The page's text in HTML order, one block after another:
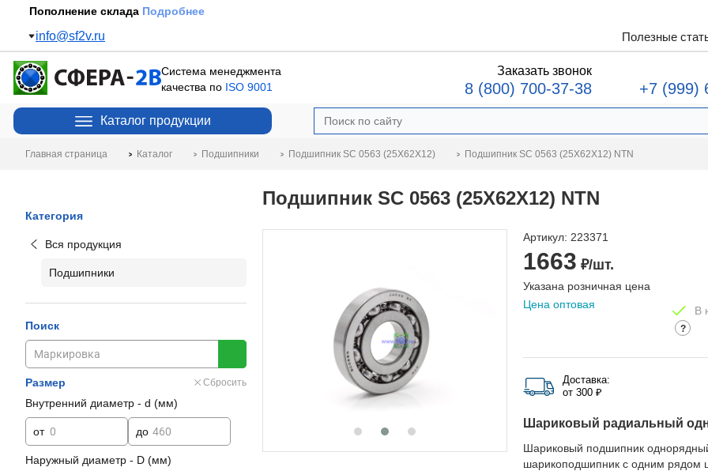
Пополнение склада Подробнее
info@sf2v.ru Полезные
Система менеджмента
качества по ISO 9001
Заказать звонок
8 (800) 700-37-38 +7 (999)
Каталог продукции
Главная страница Каталог Подшипники Подшипник SC 0563 (25X62X12) Подшипник SC 0563 (25X62X12) NTN
Категория
Вся продукция
Подшипники
Поиск
Размер Сбросить
Внутренний диаметр - d (мм)
от до
Наружный диаметр - D (мм)
Подшипник SC 0563 (25X62X12) NTN
Артикул: 223371
1663 ₽/шт.
Указана розничная цена
Цена оптовая
В
?
Доставка:
от 300 ₽
Шариковый радиальный
Шариковый подшипник
шарикоподшипник с одним рядом